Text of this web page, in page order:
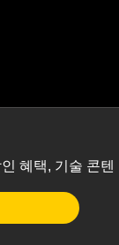
혜택, 기술 콘텐